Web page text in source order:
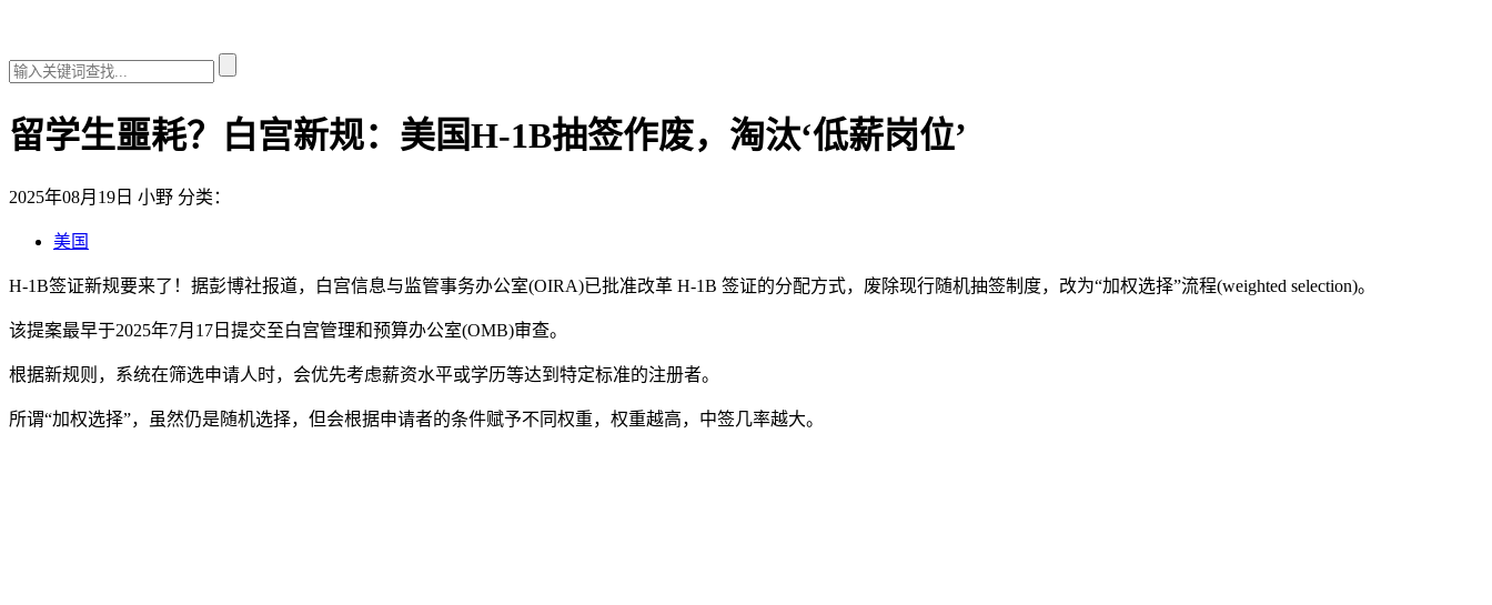
留学生噩耗？白宫新规：美国H-1B抽签作废，淘汰‘低薪岗位’
2025年08月19日 小野 分类：
美国
H-1B签证新规要来了！据彭博社报道，白宫信息与监管事务办公室(OIRA)已批准改革 H-1B 签证的分配方式，废除现行随机抽签制度，改为“加权选择”流程(weighted selection)。
该提案最早于2025年7月17日提交至白宫管理和预算办公室(OMB)审查。
根据新规则，系统在筛选申请人时，会优先考虑薪资水平或学历等达到特定标准的注册者。
所谓“加权选择”，虽然仍是随机选择，但会根据申请者的条件赋予不同权重，权重越高，中签几率越大。